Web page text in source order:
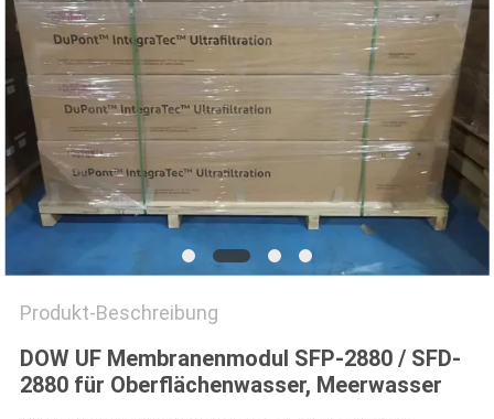
SITEMAP
PRIVACY
POLICY
Produkt-Beschreibung
DOW UF Membranenmodul SFP-2880 / SFD-
2880 für Oberflächenwasser, Meerwasser